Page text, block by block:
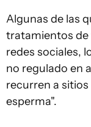
Algunas de las
tratamientos de
redes sociales,
no regulado en
recurren a sitios
esperma".